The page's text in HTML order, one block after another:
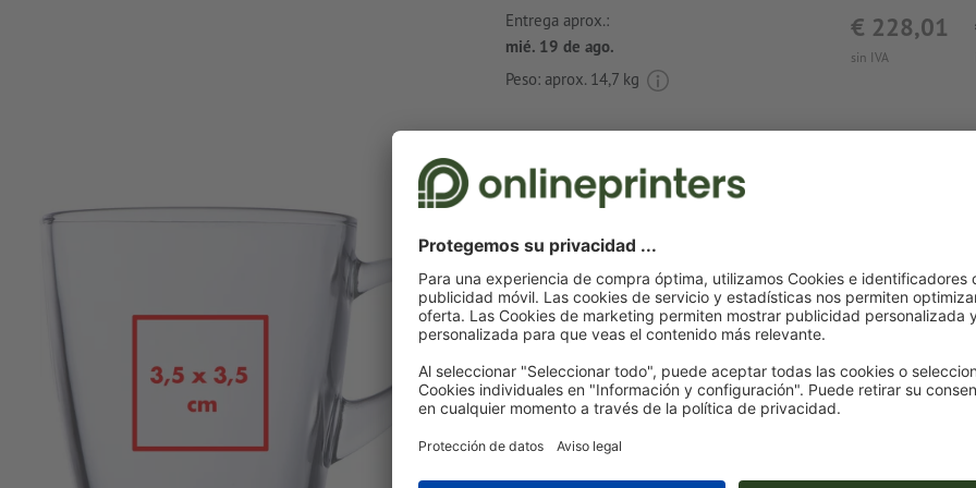
sin IVA
€ 228,01
Entrega aprox.:
mié. 19 de ago.
Peso: aprox. 14,7 kg
Notas sobre archivos de impresión Taza
Formato de datos
Es posible escoger uno o doscolores especialespara el
Denomina los campos de color con el correspondiente
«Pantone 286 C»).